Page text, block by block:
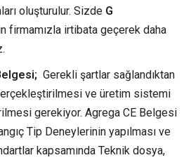
oluşturulur. Sizde G
firmamızla irtibata geçerek daha
Gerekli şartlar sağlandıktan
ve üretim sistemi
gerekiyor. Agrega CE Belgesi
Tip Deneylerinin yapılması ve
kapsamında Teknik dosya,